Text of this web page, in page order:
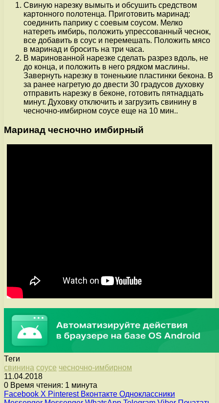
Свиную нарезку вымыть и обсушить средством
картонного полотенца. Приготовить маринад:
соединить паприку с соевым соусом. Мелко
натереть имбирь, положить упрессованный чеснок,
все добавить в соус и перемешать. Положить мясо
в маринад и бросить на три часа.
В маринованной нарезке сделать разрез вдоль, не
до конца, и положить в него рядком маслины.
Завернуть нарезку в тоненькие пластинки бекона. В
за ранее нагретую до двести 30 градусов духовку
отправить нарезку в беконе, готовить пятнадцать
минут. Духовку отключить и загрузить свинину в
чесночно-имбирном соусе еще на 10 мин..
Маринад чесночно имбирный
Теги
свинина соусе чесночно-имбирном
11.04.2018
0 Время чтения: 1 минута
Facebook X Pinterest Вконтакте Одноклассники